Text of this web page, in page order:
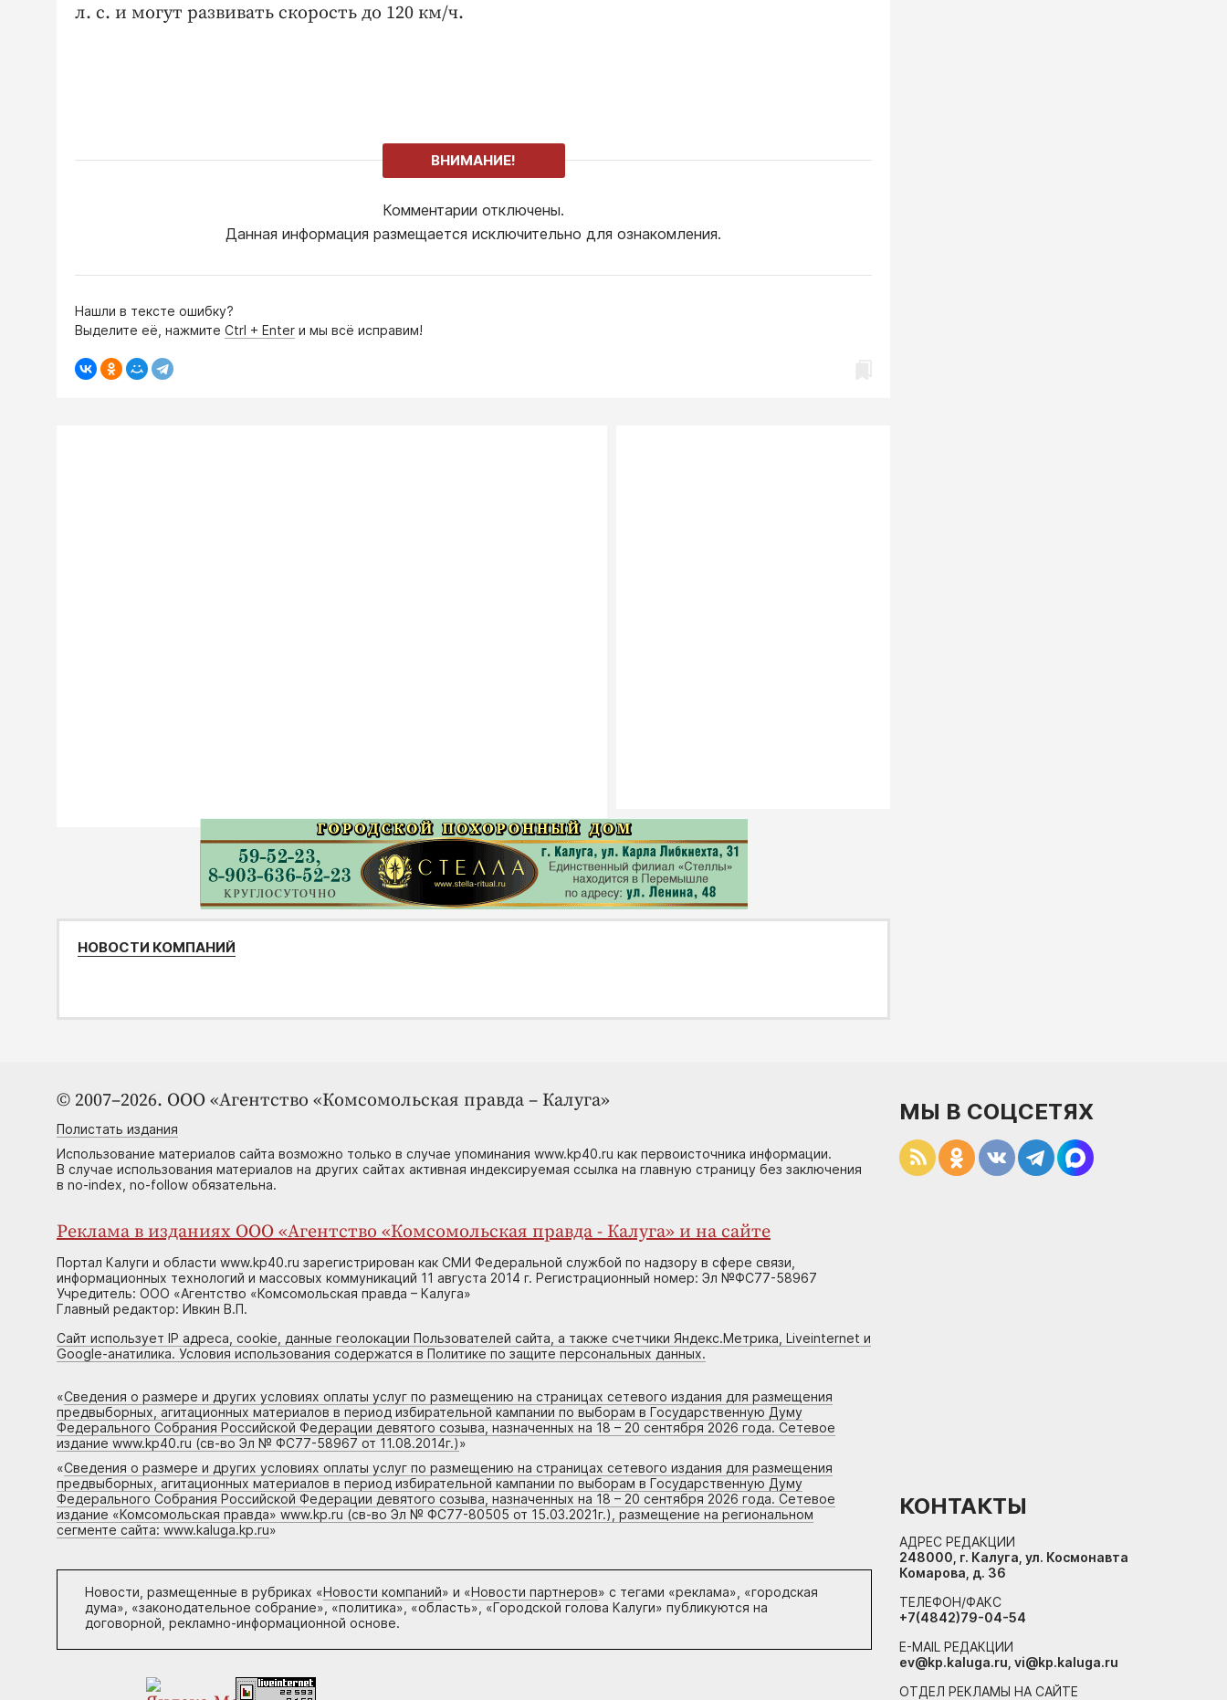
л. с. и могут развивать скорость до 120 км/ч.
ВНИМАНИЕ!
Комментарии отключены.
Данная информация размещается исключительно для ознакомления.
Нашли в тексте ошибку?
Выделите её, нажмите Ctrl + Enter и мы всё исправим!
НОВОСТИ КОМПАНИЙ
© 2007–2026. ООО «Агентство «Комсомольская правда – Калуга»
Полистать издания
Использование материалов сайта возможно только в случае упоминания www.kp40.ru как первоисточника информации.
В случае использования материалов на других сайтах активная индексируемая ссылка на главную страницу без заключения
в no-index, no-follow обязательна.
Реклама в изданиях ООО «Агентство «Комсомольская правда - Калуга» и на сайте
Портал Калуги и области www.kp40.ru зарегистрирован как СМИ Федеральной службой по надзору в сфере связи,
информационных технологий и массовых коммуникаций 11 августа 2014 г. Регистрационный номер: Эл №ФС77-58967
Учредитель: ООО «Агентство «Комсомольская правда – Калуга»
Главный редактор: Ивкин В.П.
Сайт использует IP адреса, cookie, данные геолокации Пользователей сайта, а также счетчики Яндекс.Метрика, Liveinternet и
Google-анатилика. Условия использования содержатся в Политике по защите персональных данных.
«Сведения о размере и других условиях оплаты услуг по размещению на страницах сетевого издания для размещения
предвыборных, агитационных материалов в период избирательной кампании по выборам в Государственную Думу
Федерального Собрания Российской Федерации девятого созыва, назначенных на 18 – 20 сентября 2026 года. Сетевое
издание www.kp40.ru (св-во Эл № ФС77-58967 от 11.08.2014г.)»
«Сведения о размере и других условиях оплаты услуг по размещению на страницах сетевого издания для размещения
предвыборных, агитационных материалов в период избирательной кампании по выборам в Государственную Думу
Федерального Собрания Российской Федерации девятого созыва, назначенных на 18 – 20 сентября 2026 года. Сетевое
издание «Комсомольская правда» www.kp.ru (св-во Эл № ФС77-80505 от 15.03.2021г.), размещение на региональном
сегменте сайта: www.kaluga.kp.ru»
Новости, размещенные в рубриках «Новости компаний» и «Новости партнеров» с тегами «реклама», «городская
дума», «законодательное собрание», «политика», «область», «Городской голова Калуги» публикуются на
договорной, рекламно-информационной основе.
МЫ В СОЦСЕТЯХ
КОНТАКТЫ
АДРЕС РЕДАКЦИИ
248000, г. Калуга, ул. Космонавта
Комарова, д. 36
ТЕЛЕФОН/ФАКС
+7(4842)79-04-54
E-MAIL РЕДАКЦИИ
ev@kp.kaluga.ru, vi@kp.kaluga.ru
ОТДЕЛ РЕКЛАМЫ НА САЙТЕ